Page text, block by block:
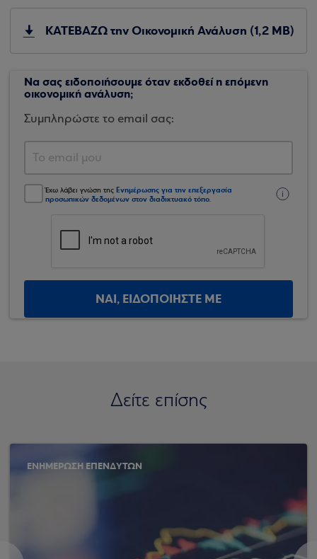
ΚΑΤΕΒΑΖΩ την Οικονομική Ανάλυση (1,2 ΜΒ)
Να σας ειδοποιήσουμε όταν εκδοθεί η επόμενη
οικονομική ανάλυση;
Συμπληρώστε το email σας:
Έχω λάβει γνώση της Ενημέρωσης για την επεξεργασία
προσωπικών δεδομένων στον διαδικτυακό τόπο.
ΝΑΙ, ΕΙΔΟΠΟΙΗΣΤΕ ΜΕ
Δείτε επίσης
ΕΝΗΜΕΡΩΣΗ ΕΠΕΝΔΥΤΩΝ